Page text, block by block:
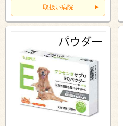
取扱い病院